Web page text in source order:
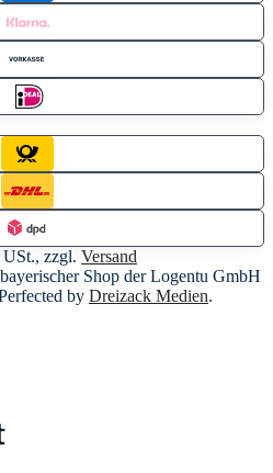
zzgl. Versand
Shop der Logentu GmbH
by Dreizack Medien.